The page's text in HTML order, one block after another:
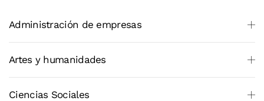
Administración de empresas
Artes y humanidades
Ciencias Sociales